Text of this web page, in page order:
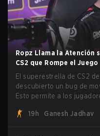
Ropz Llama la Atención
CS2 que Rompe el Juego
El superestrella de CS2
descubierto un bug de
Esto permite a los
19h
Ganesh Jadhav